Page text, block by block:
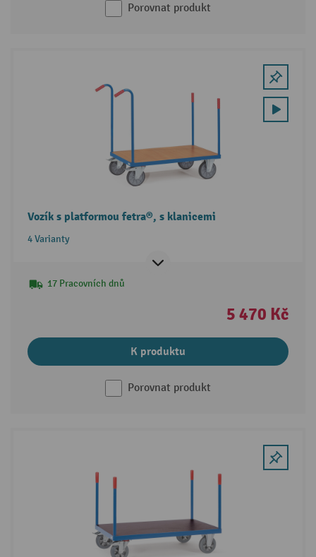
Porovnat produkt
Vozík s platformou fetra®, s klanicemi
4 Varianty
17 Pracovních dnů
5 470 Kč
K produktu
Porovnat produkt